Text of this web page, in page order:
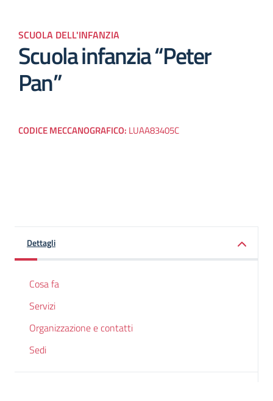
SCUOLA DELL'INFANZIA
Scuola infanzia “Peter
Pan”
CODICE MECCANOGRAFICO: LUAA83405C
Dettagli
Cosa fa
Servizi
Organizzazione e contatti
Sedi